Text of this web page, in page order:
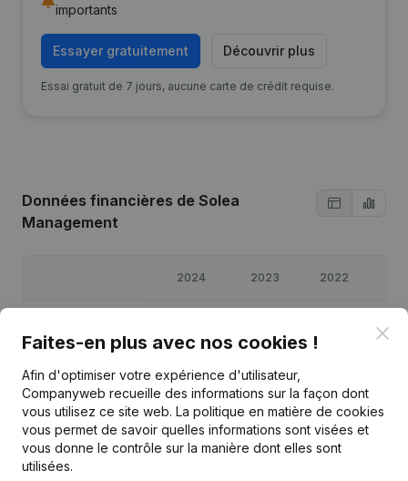
importants
Essayer gratuitement Découvrir plus
Essai gratuit de 7 jours, aucune carte de crédit requise.
Données financières de Solea
Management
2024 2023 2022
Capitaux propres 132 547 €107 805
Marge brute €47 214 €34 244 € 55 137 €80
Faites-en plus avec nos cookies !
Afin d'optimiser votre expérience d'utilisateur,
Companyweb recueille des informations sur la façon dont
vous utilisez ce site web. La politique en matière de cookies
vous permet de savoir quelles informations sont visées et
vous donne le contrôle sur la manière dont elles sont
utilisées.